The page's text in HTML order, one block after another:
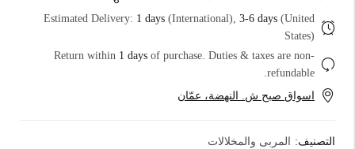
Estimated Delivery: 1 days (International), 3-6 days (United
States)
Return within 1 days of purchase. Duties & taxes are non-
refundable.
اسواق صبح ش. النهضة، عمّان
التصنيف:
المربى والمخلالات